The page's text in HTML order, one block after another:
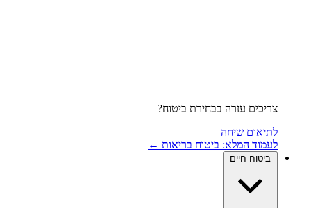
צריכים עזרה בבחירת ביטוח?
לתיאום שיחה
לעמוד המלא: ביטוח בריאות ←
ביטוח חיים